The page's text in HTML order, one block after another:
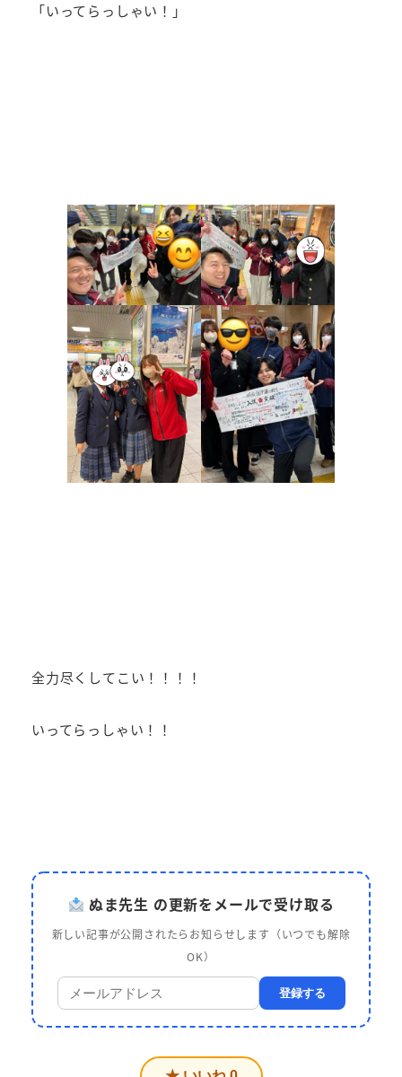
「いってらっしゃい！」
全力尽くしてこい！！！！
いってらっしゃい！！
ぬま先生 の更新をメールで受け取る
新しい記事が公開されたらお知らせします（いつでも解除
OK）
登録する